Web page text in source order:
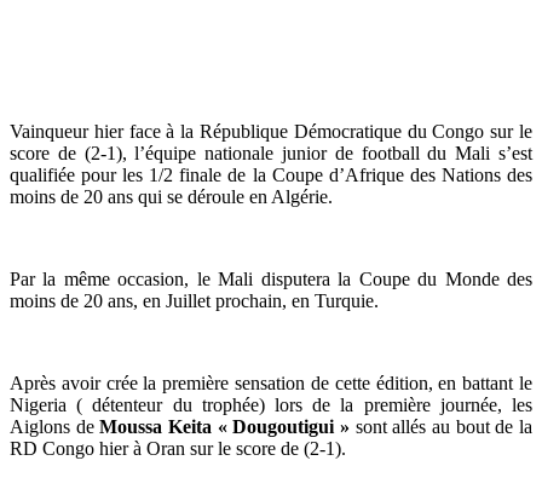
Vainqueur hier face à la République Démocratique du Congo sur le
score de (2-1), l’équipe nationale junior de football du Mali s’est
qualifiée pour les 1/2 finale de la Coupe d’Afrique des Nations des
moins de 20 ans qui se déroule en Algérie.
Par la même occasion, le Mali disputera la Coupe du Monde des
moins de 20 ans, en Juillet prochain, en Turquie.
Après avoir crée la première sensation de cette édition, en battant le
Nigeria ( détenteur du trophée) lors de la première journée, les
Aiglons deMoussa Keita « Dougoutigui » sont allés au bout de la
RD Congo hier à Oran sur le score de (2-1).